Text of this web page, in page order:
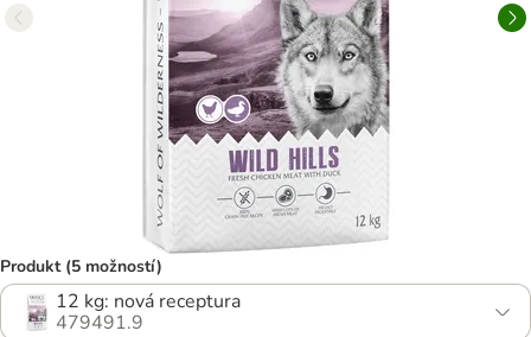
Produkt (5 možností)
12 kg: nová receptura
479491.9